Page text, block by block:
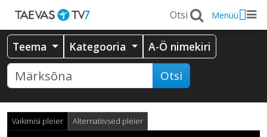
Menüü
Teema Kategooria A-Ö nimekiri
Otsi
Vaikimisi pleier Alternatiivsed pleier